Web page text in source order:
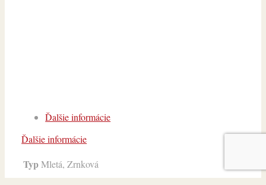
Ďalšie informácie
Ďalšie informácie
TypMletá, Zrnková